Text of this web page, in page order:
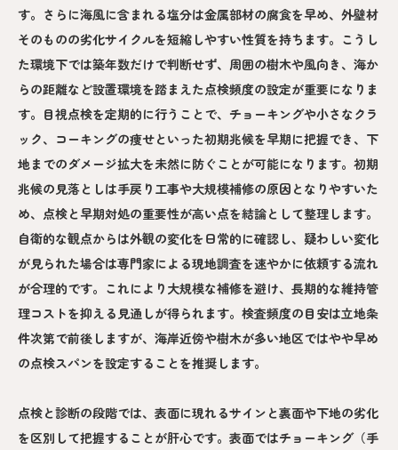
す。さらに海風に含まれる塩分は金属部材の腐食を早め、外壁材
そのものの劣化サイクルを短縮しやすい性質を持ちます。こうし
た環境下では築年数だけで判断せず、周囲の樹木や風向き、海か
らの距離など設置環境を踏まえた点検頻度の設定が重要になりま
す。目視点検を定期的に行うことで、チョーキングや小さなクラ
ック、コーキングの痩せといった初期兆候を早期に把握でき、下
地までのダメージ拡大を未然に防ぐことが可能になります。初期
兆候の見落としは手戻り工事や大規模補修の原因となりやすいた
め、点検と早期対処の重要性が高い点を結論として整理します。
自衛的な観点からは外観の変化を日常的に確認し、疑わしい変化
が見られた場合は専門家による現地調査を速やかに依頼する流れ
が合理的です。これにより大規模な補修を避け、長期的な維持管
理コストを抑える見通しが得られます。検査頻度の目安は立地条
件次第で前後しますが、海岸近傍や樹木が多い地区ではやや早め
の点検スパンを設定することを推奨します。
点検と診断の段階では、表面に現れるサインと裏面や下地の劣化
を区別して把握することが肝心です。表面ではチョーキング（手